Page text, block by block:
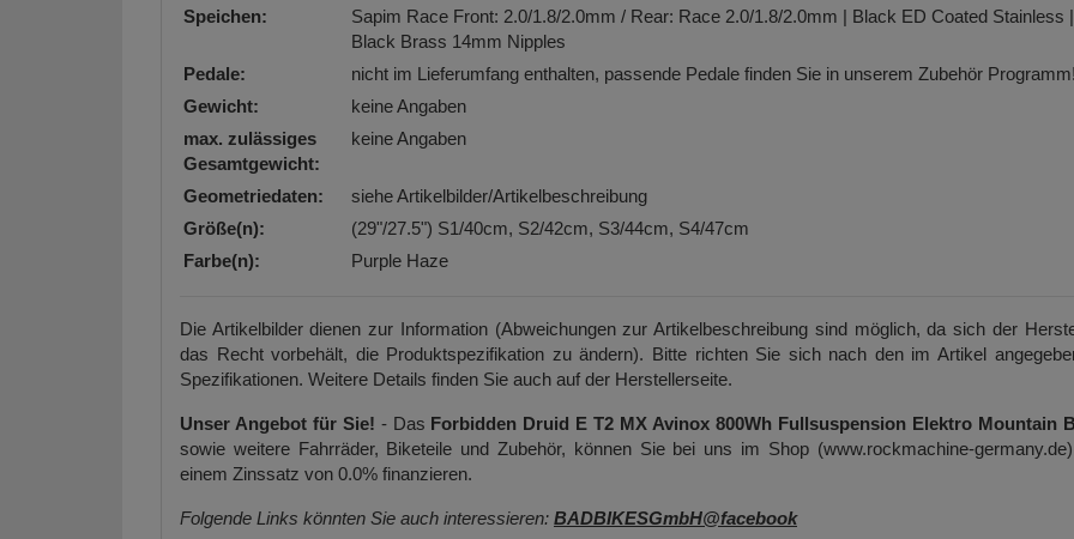
Speichen:
Sapim Race Front: 2.0/1.8/2.0mm / Rear: Race 2.0/1.8/2.0mm | Black ED Coated Stainless |
Black Brass 14mm Nipples
Pedale:
nicht im Lieferumfang enthalten, passende Pedale finden Sie in unserem Zubehör
Gewicht:
keine Angaben
max. zulässiges
Gesamtgewicht:
keine Angaben
Geometriedaten:
siehe Artikelbilder/Artikelbeschreibung
Größe(n):
(29"/27.5") S1/40cm, S2/42cm, S3/44cm, S4/47cm
Farbe(n):
Purple Haze
Die Artikelbilder dienen zur Information (Abweichungen zur Artikelbeschreibung sind möglich, da sich der
das Recht vorbehält, die Produktspezifikation zu ändern). Bitte richten Sie sich nach den im Artikel
Spezifikationen. Weitere Details finden Sie auch auf der Herstellerseite.
Unser Angebot für Sie! - Das Forbidden Druid E T2 MX Avinox 800Wh Fullsuspension Elektro Mountain
sowie weitere Fahrräder, Biketeile und Zubehör, können Sie bei uns im Shop (www.rockmachine-
einem Zinssatz von 0.0% finanzieren.
Folgende Links könnten Sie auch interessieren: BADBIKESGmbH@facebook